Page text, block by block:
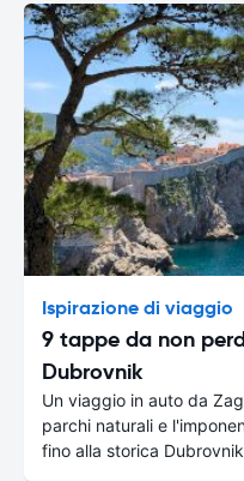
Ispirazione di viaggio
9 tappe da non
Dubrovnik
Un viaggio in auto da
parchi naturali e
fino alla storica